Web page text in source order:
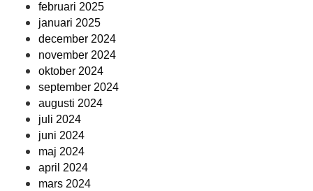
februari 2025
januari 2025
december 2024
november 2024
oktober 2024
september 2024
augusti 2024
juli 2024
juni 2024
maj 2024
april 2024
mars 2024